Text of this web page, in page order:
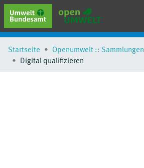
erweiterte Suche
Browse
Startseite Openumwelt :: Sammlungen
Digital qualifizieren